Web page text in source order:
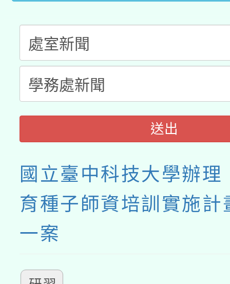
送出
國立臺中科技大學辦理
育種子師資培訓實施計
一案